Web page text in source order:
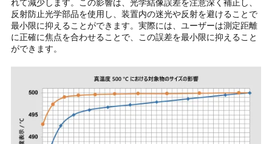
れて減少します。この影響は、光学結像誤差を注意深く補正し、
反射防止光学部品を使用し、装置内の迷光や反射を避けることで
最小限に抑えることができます。実際には、ユーザーは測定距離
に正確に焦点を合わせることで、この誤差を最小限に抑えること
ができます。